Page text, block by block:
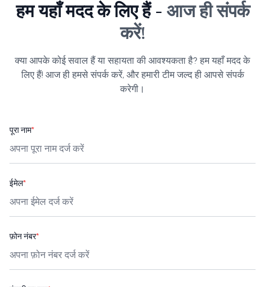
हम यहाँ मदद के लिए हैं - आज ही संपर्क
करें!
क्या आपके कोई सवाल हैं या सहायता की आवश्यकता है? हम यहाँ मदद के
लिए हैं! आज ही हमसे संपर्क करें, और हमारी टीम जल्द ही आपसे संपर्क
करेगी।
पूरा नाम*
ईमेल*
फ़ोन नंबर*